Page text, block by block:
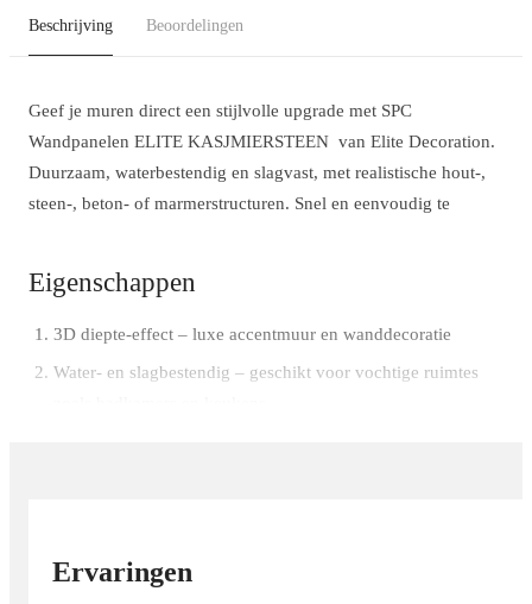
Beschrijving Beoordelingen
Geef je muren direct een stijlvolle upgrade met SPC
Wandpanelen ELITE KASJMIERSTEEN van Elite Decoration.
Duurzaam, waterbestendig en slagvast, met realistische hout-,
steen-, beton- of marmerstructuren. Snel en eenvoudig te
Eigenschappen
3D diepte-effect – luxe accentmuur en wanddecoratie
Water- en slagbestendig – geschikt voor vochtige ruimtes
Veelzijdig design – houtlook, betonlook, steenstrips,
Ervaringen